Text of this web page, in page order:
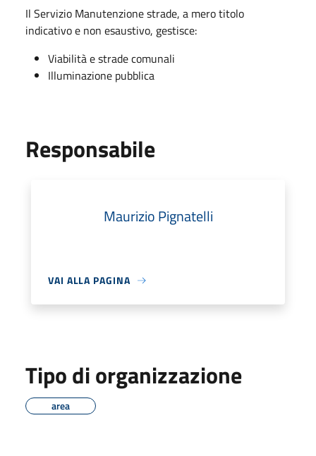
Il Servizio Manutenzione strade, a mero titolo
indicativo e non esaustivo, gestisce:
Viabilità e strade comunali
Illuminazione pubblica
Responsabile
Maurizio Pignatelli
VAI ALLA PAGINA
Tipo di organizzazione
area